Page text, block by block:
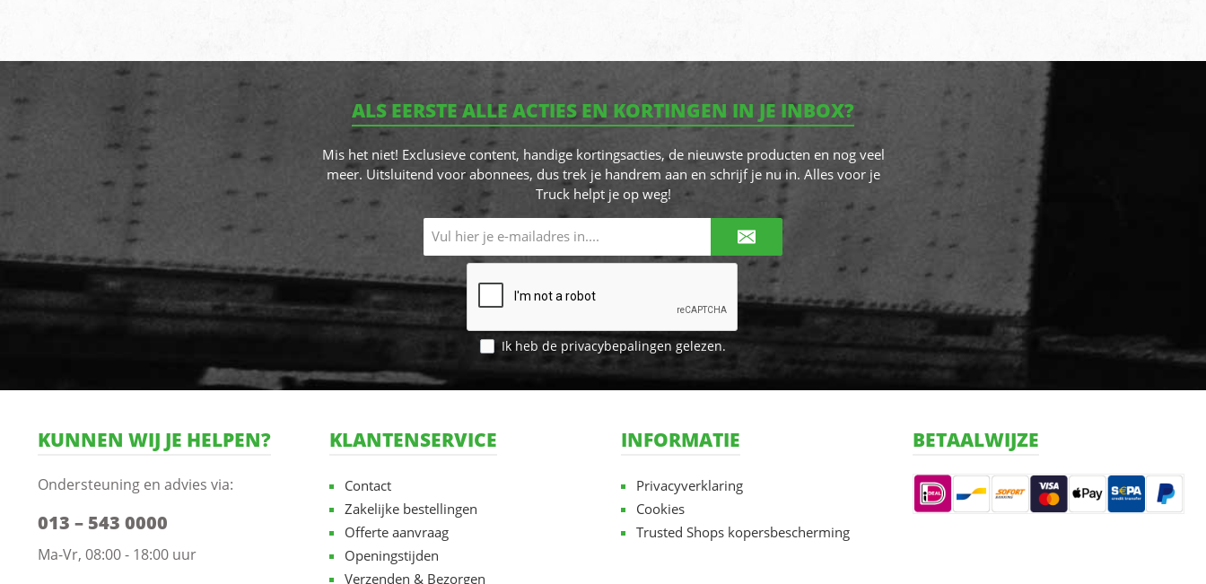
ALS EERSTE ALLE ACTIES EN KORTINGEN IN JE INBOX?
Mis het niet! Exclusieve content, handige kortingsacties, de nieuwste producten en nog veel
meer. Uitsluitend voor abonnees, dus trek je handrem aan en schrijf je nu in. Alles voor je
Truck helpt je op weg!
mailadres*
Ik heb de privacybepalingen gelezen.
KUNNEN WIJ JE HELPEN?
Ondersteuning en advies via:
013 – 543 0000
Ma-Vr, 08:00 - 18:00 uur
KLANTENSERVICE
Contact
Zakelijke bestellingen
Offerte aanvraag
Openingstijden
Verzenden & Bezorgen
INFORMATIE
Privacyverklaring
Cookies
Trusted Shops kopersbescherming
BETAALWIJZE